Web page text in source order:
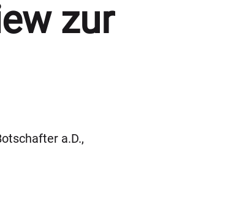
zur
a.D.,